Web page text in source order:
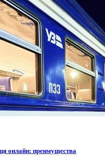
онлайн: преимущества